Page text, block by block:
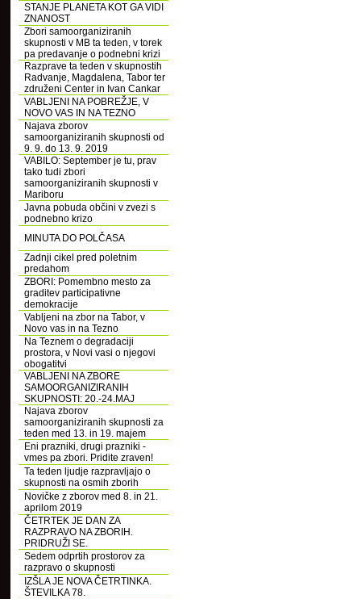
STANJE PLANETA KOT GA VIDI
ZNANOST
Zbori samoorganiziranih
skupnosti v MB ta teden, v torek
pa predavanje o podnebni krizi
Razprave ta teden v skupnostih
Radvanje, Magdalena, Tabor ter
združeni Center in Ivan Cankar
VABLJENI NA POBREŽJE, V
NOVO VAS IN NA TEZNO
Najava zborov
samoorganiziranih skupnosti od
9. 9. do 13. 9. 2019
VABILO: September je tu, prav
tako tudi zbori
samoorganiziranih skupnosti v
Mariboru
Javna pobuda občini v zvezi s
podnebno krizo
MINUTA DO POLČASA
Zadnji cikel pred poletnim
predahom
ZBORI: Pomembno mesto za
graditev participativne
demokracije
Vabljeni na zbor na Tabor, v
Novo vas in na Tezno
Na Teznem o degradaciji
prostora, v Novi vasi o njegovi
obogatitvi
VABLJENI NA ZBORE
SAMOORGANIZIRANIH
SKUPNOSTI: 20.-24.MAJ
Najava zborov
samoorganiziranih skupnosti za
teden med 13. in 19. majem
Eni prazniki, drugi prazniki -
vmes pa zbori. Pridite zraven!
Ta teden ljudje razpravljajo o
skupnosti na osmih zborih
Novičke z zborov med 8. in 21.
aprilom 2019
ČETRTEK JE DAN ZA
RAZPRAVO NA ZBORIH.
PRIDRUŽI SE.
Sedem odprtih prostorov za
razpravo o skupnosti
IZŠLA JE NOVA ČETRTINKA.
ŠTEVILKA 78.